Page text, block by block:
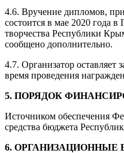
4.6. Вручение дипломов,
состоится в мае 2020 года
творчества Республики
сообщено дополнительно.
4.7. Организатор оставляет
время проведения
5. ПОРЯДОК
Источником обеспечения
средства бюджета
6. ОРГАНИЗАЦИОННЫЕ